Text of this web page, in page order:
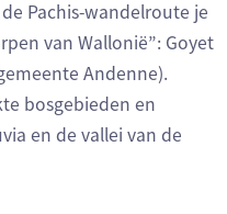
Pachis-wandelroute je
van Wallonië”: Goyet
Andenne).
bosgebieden en
en de vallei van de